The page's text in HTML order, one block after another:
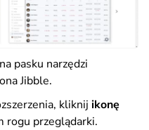
pasku narzędzi
Jibble.
kliknij ikonę
rogu przeglądarki.